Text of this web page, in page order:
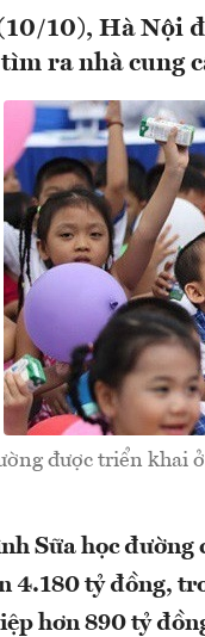
10), Hà Nội
ra nhà cung
được triển khai
Sữa học đường
4.180 tỷ đồng,
hơn 890 tỷ